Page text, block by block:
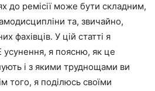
до ремісії може бути складним,
та, звичайно,
фахівців. У цій статті я
усунення, я поясню, як це
і з якими труднощами ви
того, я поділюсь своїми